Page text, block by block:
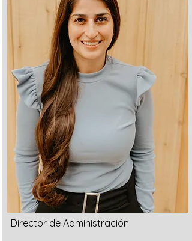
Director de Administración